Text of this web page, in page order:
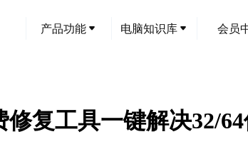
产品功能 电脑知识库 会员
复工具一键解决32/